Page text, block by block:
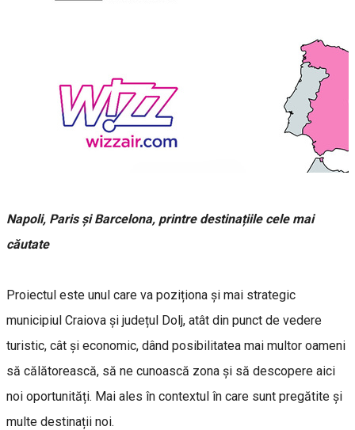
Napoli, Paris și Barcelona, printre destinațiile cele mai
căutate
Proiectul este unul care va poziționa și mai strategic
municipiul Craiova și județul Dolj, atât din punct de vedere
turistic, cât și economic, dând posibilitatea mai multor oameni
să călătorească, să ne cunoască zona și să descopere aici
noi oportunități. Mai ales în contextul în care sunt pregătite și
multe destinații noi.